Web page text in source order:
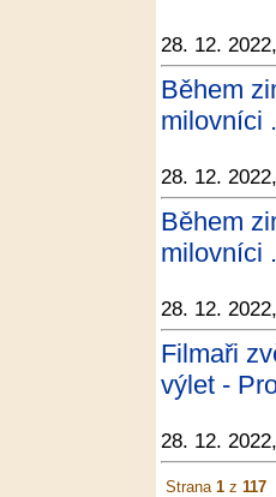
28. 12.
Během
milovníci
28. 12.
Během
milovníci
28. 12.
Filmaři
výlet -
28. 12.
Strana 1 z 117